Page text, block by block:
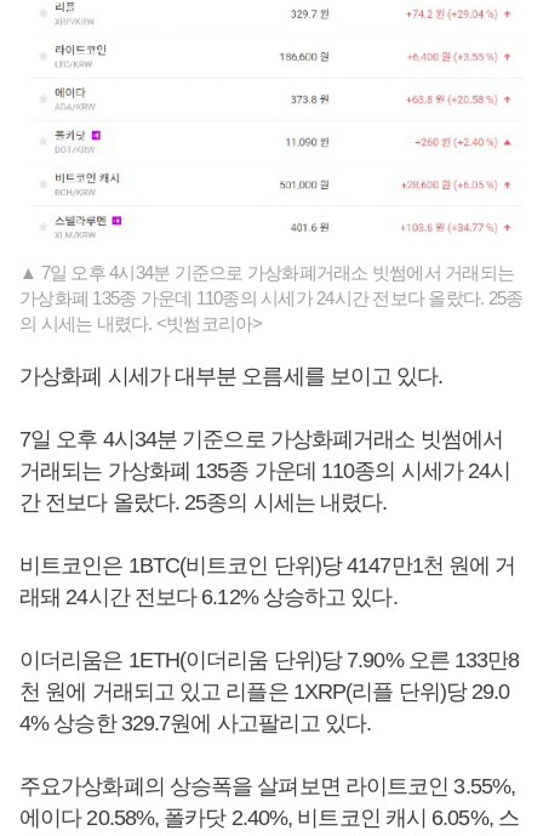
▲ 7일 오후 4시34분 기준으로 가상화폐거래소 빗썸에서 거래되는
가상화폐 135종 가운데 110종의 시세가 24시간 전보다 올랐다. 25종
의 시세는 내렸다. <빗썸코리아>
가상화폐 시세가 대부분 오름세를 보이고 있다.
7일 오후 4시34분 기준으로 가상화폐거래소 빗썸에서
거래되는 가상화폐 135종 가운데 110종의 시세가 24시
간 전보다 올랐다. 25종의 시세는 내렸다.
비트코인은 1BTC(비트코인 단위)당 4147만1천 원에 거
래돼 24시간 전보다 6.12% 상승하고 있다.
이더리움은 1ETH(이더리움 단위)당 7.90% 오른 133만8
천 원에 거래되고 있고 리플은 1XRP(리플 단위)당 29.0
4% 상승한 329.7원에 사고팔리고 있다.
주요가상화폐의 상승폭을 살펴보면 라이트코인 3.55%,
에이다 20.58%, 폴카닷 2.40%, 비트코인 캐시 6.05%, 스